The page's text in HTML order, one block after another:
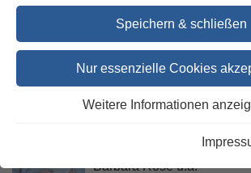
Speichern & schließen
Nur essenzielle Cookies
Weitere Informationen
Bestellen
Barbara Rose u.a.